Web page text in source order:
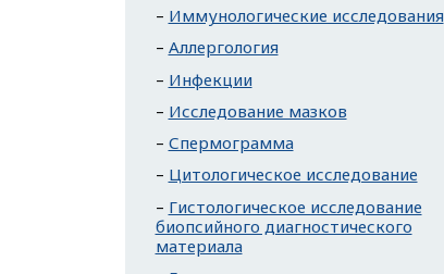
Иммунологические исследования
Аллергология
Инфекции
Исследование мазков
Спермограмма
Цитологическое исследование
Гистологическое исследование
биопсийного диагностического
материала